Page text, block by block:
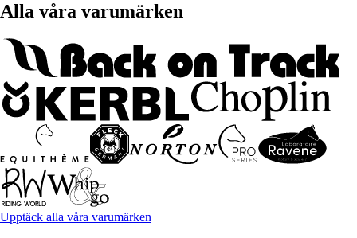
Alla våra varumärken
Upptäck alla våra varumärken